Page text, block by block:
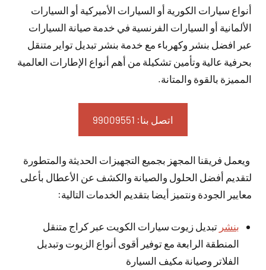
أنواع سيارات الكورية أو السيارات الأميركية أو السيارات
الألمانية أو السيارات الفرنسية في خدمة صيانة السيارات
عبر افضل بنشر وكهرباء مع خدمة بنشر تبديل تواير متنقل
بحرفية عالية وتأمين تشكيلة من أهم أنواع الإطارات العالمية
المميزة بالقوة والمتانة.
اتصل بنا: 99009551‬
ويعمل فريقنا المجهز بجميع التجهيزات الحديثة والمتطورة
لتقديم أفضل الحلول والصيانة والكشف عن الأعطال بأعلى
معايير الجودة ونتميز أيضا بتقديم الخدمات التالية:
بنشر تبديل زيوت سيارات الكويت عبر كراج متنقل
المنطقة الرابعة مع توفير أقوى أنواع الزيوت وتبديل
الفلاتر وصيانة مكيف السيارة